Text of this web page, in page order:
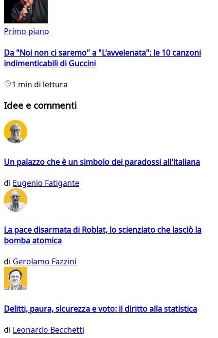
Primo piano
Da "Noi non ci saremo" a "L'avvelenata": le 10 canzoni
indimenticabili di Guccini
1 min di lettura
Idee e commenti
Un palazzo che è un simbolo dei paradossi all'italiana
di Eugenio Fatigante
La pace disarmata di Roblat, lo scienziato che lasciò la
bomba atomica
di Gerolamo Fazzini
Delitti, paura, sicurezza e voto: il diritto alla statistica
di Leonardo Becchetti